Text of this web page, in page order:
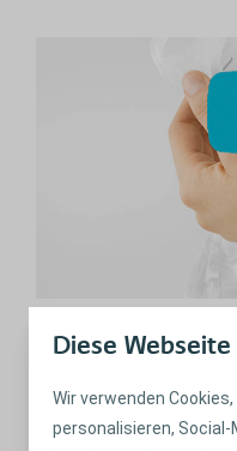
Diese
Wir verwenden
personalisieren, Social-
Video zum
Kinder
Das Erlernen der
wichtiger Schritt in der